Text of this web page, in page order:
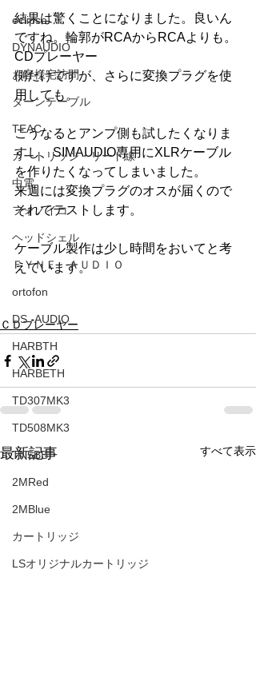
eclipse
DYNAUDIO
お客様宅訪問
ターンテーブル
TEAC
カートリッジ・リード線
中電
フォノイコ
ヘッドシェル
ＦＹＮＥ ＡＵＤＩＯ
ortofon
DS -AUDIO
HARBTH
HARBETH
TD307MK3
TD508MK3
TN5BB
2MRed
2MBlue
カートリッジ
LSオリジナルカートリッジ
結果は驚くことになりました。良いん
ですね。輪郭がRCAからRCAよりも。
CDプレーヤー
側だけですが、さらに変換プラグを使
用しても。
こうなるとアンプ側も試したくなりま
すし、SIMAUDIO専用にXLRケーブル
を作りたくなってしまいました。
来週には変換プラグのオスが届くので
それでテストします。
ケーブル製作は少し時間をおいてと考
えています。
ＣＤプレーヤー
最新記事 すべて表示